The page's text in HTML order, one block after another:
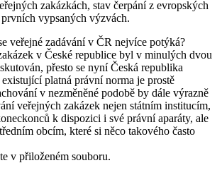
zakázkách, stav čerpání z evropských
vypsaných výzvách.
veřejné zadávání v ČR nejvíce potýká?
v České republice byl v minulých dvou
přesto se nyní Česká republika
platná právní norma je prostě
v nezměněné podobě by dále výrazně
veřejných zakázek nejen státním institucím,
k dispozici i své právní aparáty, ale
obcím, které si něco takového často
v přiloženém souboru.